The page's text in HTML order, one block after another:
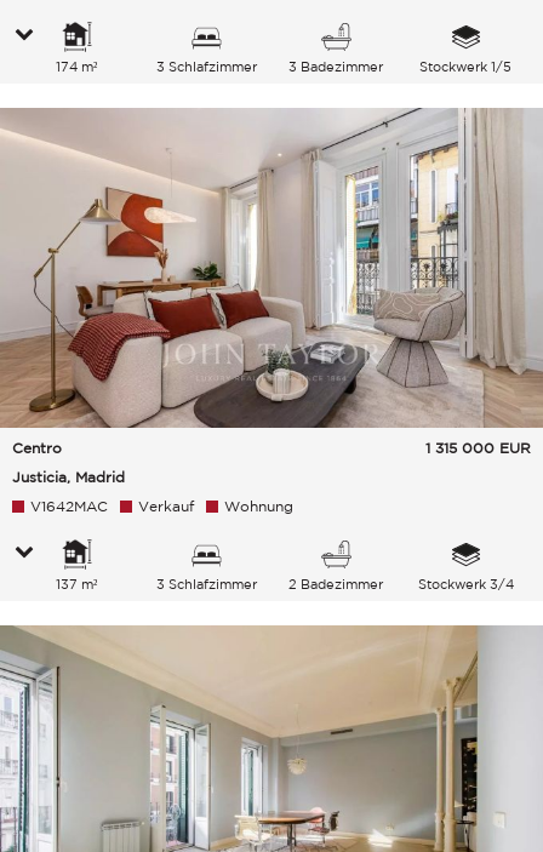
174 m² 3 Schlafzimmer 3 Badezimmer Stockwerk 1/5
Centro
Justicia, Madrid
1 315 000 EUR
V1642MAC Verkauf Wohnung
137 m² 3 Schlafzimmer 2 Badezimmer Stockwerk 3/4